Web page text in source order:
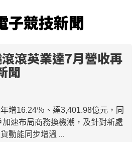
子競技新聞
滾滾英業達7月營收再
聞
增16.24％、達3,401.98億元，同
速布局商務換機潮，及針對新處
動能同步增溫 ...